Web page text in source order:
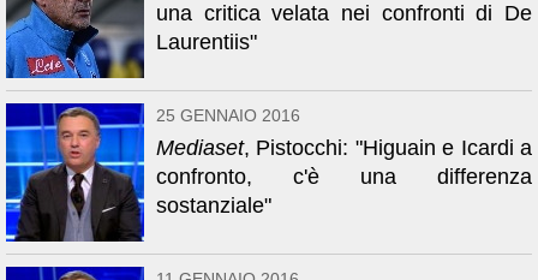
una critica velata nei confronti di De
Laurentiis"
25 GENNAIO 2016
Mediaset, Pistocchi: "Higuain e Icardi a
confronto, c'è una differenza
sostanziale"